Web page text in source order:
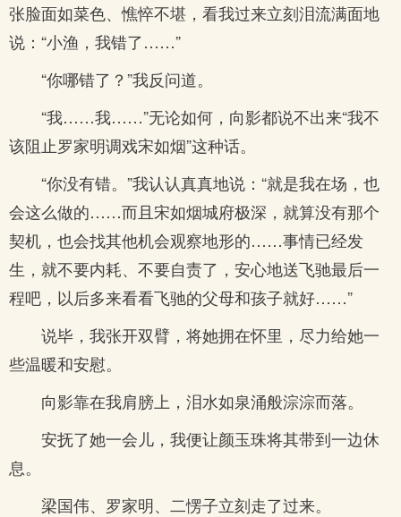
张脸面如菜色、憔悴不堪，看我过来立刻泪流满面地
说：“小渔，我错了……”
“你哪错了？”我反问道。
“我……我……”无论如何，向影都说不出来“我不
该阻止罗家明调戏宋如烟”这种话。
“你没有错。”我认认真真地说：“就是我在场，也
会这么做的……而且宋如烟城府极深，就算没有那个
契机，也会找其他机会观察地形的……事情已经发
生，就不要内耗、不要自责了，安心地送飞驰最后一
程吧，以后多来看看飞驰的父母和孩子就好……”
说毕，我张开双臂，将她拥在怀里，尽力给她一
些温暖和安慰。
向影靠在我肩膀上，泪水如泉涌般淙淙而落。
安抚了她一会儿，我便让颜玉珠将其带到一边休
息。
梁国伟、罗家明、二愣子立刻走了过来。